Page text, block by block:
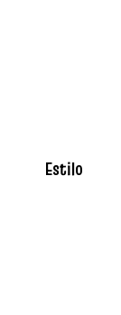
Estilo